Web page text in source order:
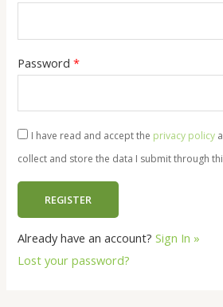
Password*
I have read and accept the privacy policy
collect and store the data I submit through
Already have an account?Sign In »
Lost your password?